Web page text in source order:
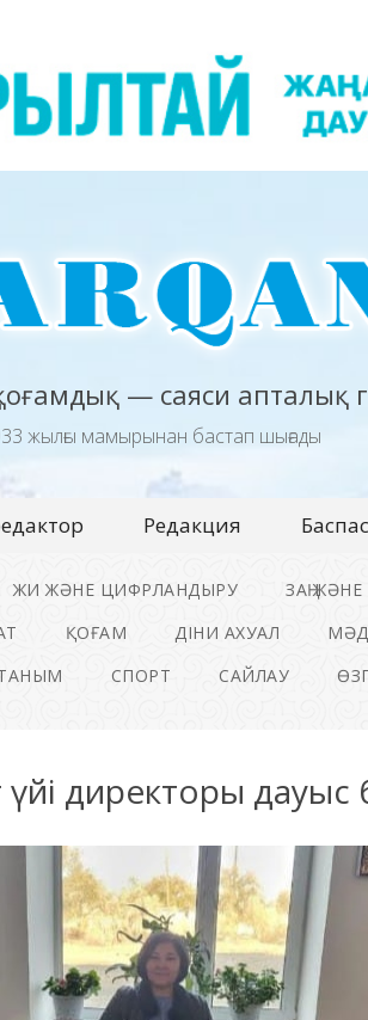
— саяси апталық
жылғы мамырынан бастап шығады
Редакция
ЖИ ЖӘНЕ ЦИФРЛАНДЫРУ ЗАҢ
ҚОҒАМ ДІНИ АХУАЛ
СПОРТ САЙЛАУ
үйі директоры дауыс